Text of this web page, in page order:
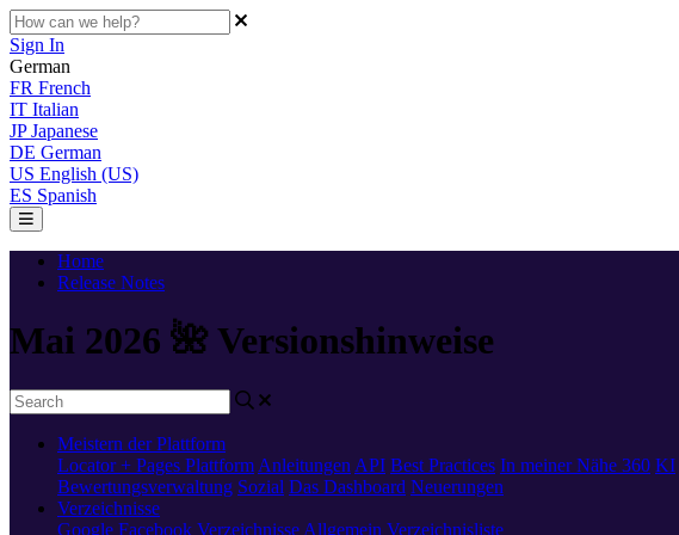
Sign In
German
FR French
IT Italian
JP Japanese
DE German
US English (US)
ES Spanish
Home
Release Notes
Mai 2026 🌺 Versionshinweise
Meistern der Plattform
Locator + Pages Plattform Anleitungen API Best Practices In meiner Nähe 360 KI
Bewertungsverwaltung Sozial Das Dashboard Neuerungen
Verzeichnisse
Google Facebook Verzeichnisse Allgemein Verzeichnisliste